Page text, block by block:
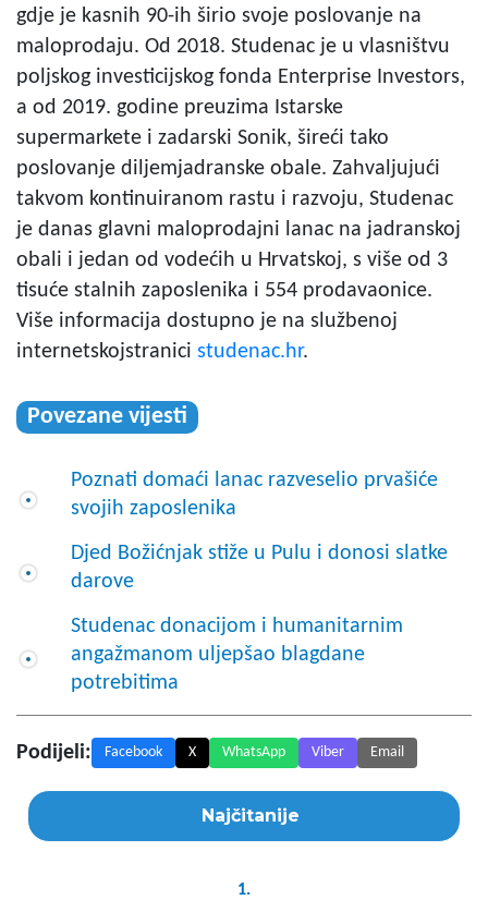
gdje je kasnih 90-ih širio svoje poslovanje na
maloprodaju. Od 2018. Studenac je u vlasništvu
poljskog investicijskog fonda Enterprise Investors,
a od 2019. godine preuzima Istarske
supermarkete i zadarski Sonik, šireći tako
poslovanje diljemjadranske obale. Zahvaljujući
takvom kontinuiranom rastu i razvoju, Studenac
je danas glavni maloprodajni lanac na jadranskoj
obali i jedan od vodećih u Hrvatskoj, s više od 3
tisuće stalnih zaposlenika i 554 prodavaonice.
Više informacija dostupno je na službenoj
internetskojstranici studenac.hr.
Povezane vijesti
Poznati domaći lanac razveselio prvašiće
svojih zaposlenika
Djed Božićnjak stiže u Pulu i donosi slatke
darove
Studenac donacijom i humanitarnim
angažmanom uljepšao blagdane
potrebitima
Podijeli: Facebook X WhatsApp Viber Email
Najčitanije
1.